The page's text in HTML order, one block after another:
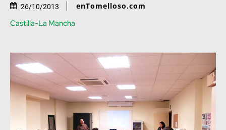
26/10/2013 enTomelloso.com
Castilla-La Mancha